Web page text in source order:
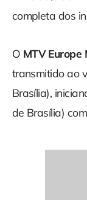
completa dos
O MTV
transmitido ao
Brasília),
de Brasília)